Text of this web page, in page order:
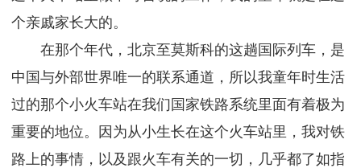
个亲戚家长大的。
在那个年代，北京至莫斯科的这趟国际列车，是
中国与外部世界唯一的联系通道，所以我童年时生活
过的那个小火车站在我们国家铁路系统里面有着极为
重要的地位。因为从小生长在这个火车站里，我对铁
路上的事情，以及跟火车有关的一切，几乎都了如指